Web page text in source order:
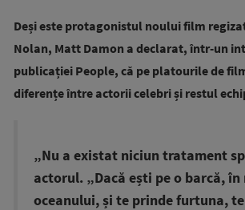
Deși este protagonistul noului film
Nolan, Matt Damon a declarat, într-un
publicației People, că pe platourile de
diferențe între actorii celebri și restul
„Nu a existat niciun tratament
actorul. „Dacă ești pe o barcă,
oceanului, și te prinde furtuna,